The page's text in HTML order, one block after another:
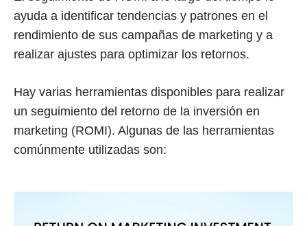
ayuda a identificar tendencias y patrones en el
rendimiento de sus campañas de marketing y a
realizar ajustes para optimizar los retornos.
Hay varias herramientas disponibles para realizar
un seguimiento del retorno de la inversión en
marketing (ROMI). Algunas de las herramientas
comúnmente utilizadas son: